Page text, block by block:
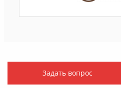
Задать вопрос